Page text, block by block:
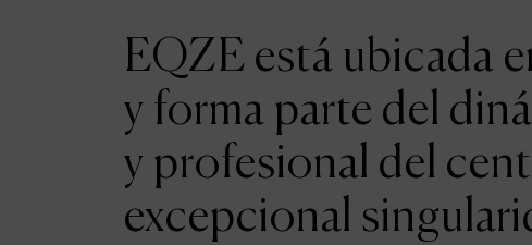
EQZE está ubicada
y forma parte del
y profesional del
excepcional